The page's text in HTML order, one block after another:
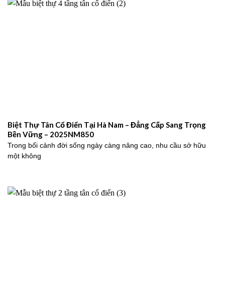
Biệt Thự Tân Cổ Điển Tại Hà Nam – Đẳng Cấp Sang Trọng
Bền Vững – 2025NM850
Trong bối cảnh đời sống ngày càng nâng cao, nhu cầu sở hữu
một không